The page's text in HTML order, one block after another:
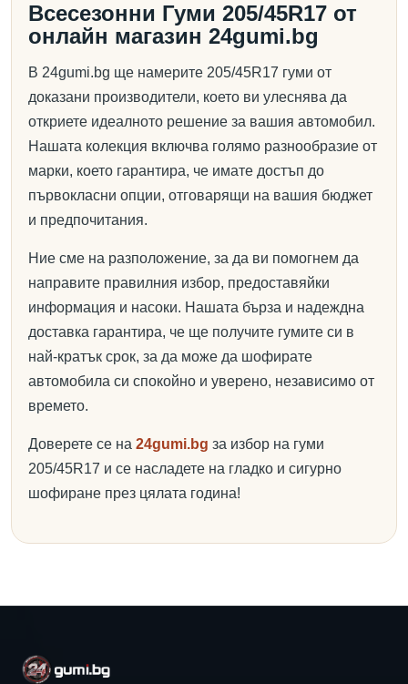
Всесезонни Гуми 205/45R17 от
онлайн магазин 24gumi.bg
В 24gumi.bg ще намерите 205/45R17 гуми от
доказани производители, което ви улеснява да
откриете идеалното решение за вашия автомобил.
Нашата колекция включва голямо разнообразие от
марки, което гарантира, че имате достъп до
първокласни опции, отговарящи на вашия бюджет
и предпочитания.
Ние сме на разположение, за да ви помогнем да
направите правилния избор, предоставяйки
информация и насоки. Нашата бърза и надеждна
доставка гарантира, че ще получите гумите си в
най-кратък срок, за да може да шофирате
автомобила си спокойно и уверено, независимо от
времето.
Доверете се на 24gumi.bg за избор на гуми
205/45R17 и се насладете на гладко и сигурно
шофиране през цялата година!